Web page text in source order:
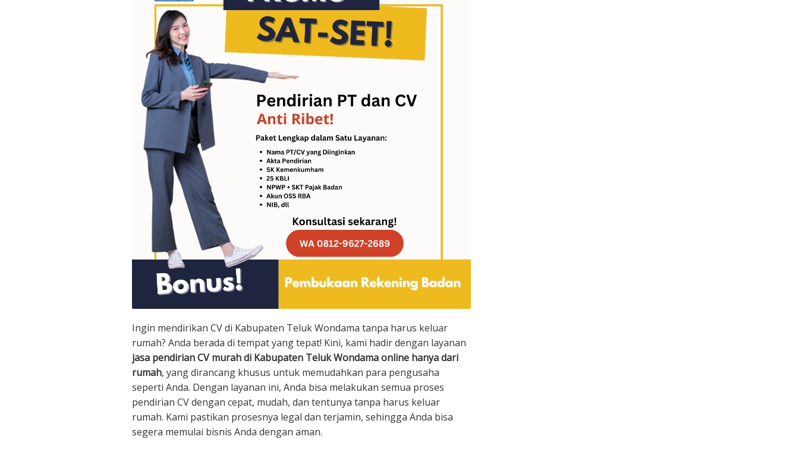
Ingin mendirikan CV di Kabupaten Teluk Wondama tanpa harus keluar
rumah? Anda berada di tempat yang tepat! Kini, kami hadir dengan layanan
jasa pendirian CV murah di Kabupaten Teluk Wondama online hanya dari
rumah, yang dirancang khusus untuk memudahkan para pengusaha
seperti Anda. Dengan layanan ini, Anda bisa melakukan semua proses
pendirian CV dengan cepat, mudah, dan tentunya tanpa harus keluar
rumah. Kami pastikan prosesnya legal dan terjamin, sehingga Anda bisa
segera memulai bisnis Anda dengan aman.